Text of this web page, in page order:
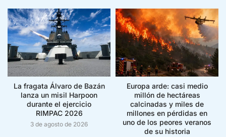
La fragata Álvaro de Bazán
lanza un misil Harpoon
durante el ejercicio
RIMPAC 2026
3 de agosto de 2026
Europa arde: casi medio
millón de hectáreas
calcinadas y miles de
millones en pérdidas en
uno de los peores veranos
de su historia